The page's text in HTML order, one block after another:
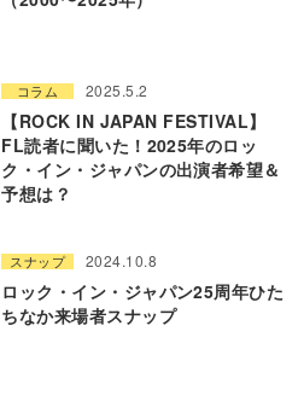
コラム 2025.5.2
【ROCK IN JAPAN FESTIVAL】
FL読者に聞いた！2025年のロッ
ク・イン・ジャパンの出演者希望＆
予想は？
スナップ 2024.10.8
ロック・イン・ジャパン25周年ひた
ちなか来場者スナップ